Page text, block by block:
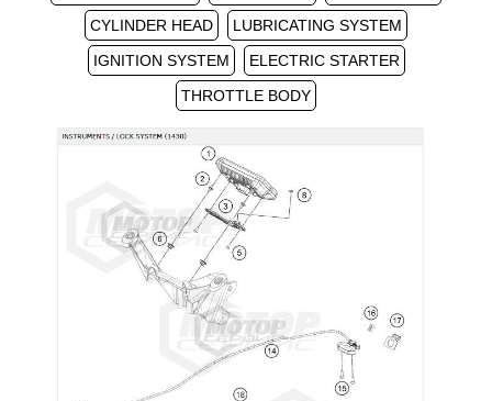
CYLINDER HEAD
LUBRICATING SYSTEM
IGNITION SYSTEM
ELECTRIC STARTER
THROTTLE BODY